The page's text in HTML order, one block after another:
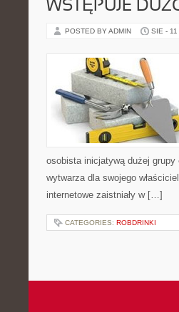
WSTĘPUJE
POSTED BY ADMIN SIE -
osobista inicjatywą dużej
wytwarza dla swojego
internetowe zaistniały w […]
CATEGORIES: ROBDRINKI